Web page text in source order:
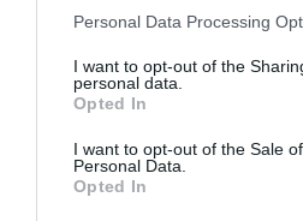
Please note that this website/app
not limited to your visit or usage
grant or deny consent to Google
use your data for below specified
consent section.
Personal Data Processing
I want to opt-out of the
personal data.
Opted In
I want to opt-out of the Sale
Personal Data.
Opted In
Το ύστατο χαίρε
Χαλκιά – Πλήθος
λαϊκό προσκύνημα
κηδεία
Συντετριμμένη και με δάκρια